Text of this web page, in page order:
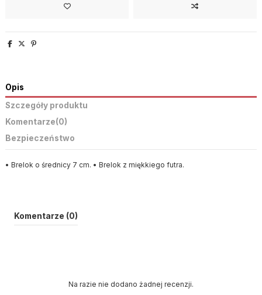
Opis
Szczegóły produktu
Komentarze(0)
Bezpieczeństwo
• Brelok o średnicy 7 cm. • Brelok z miękkiego futra.
Komentarze (0)
Na razie nie dodano żadnej recenzji.